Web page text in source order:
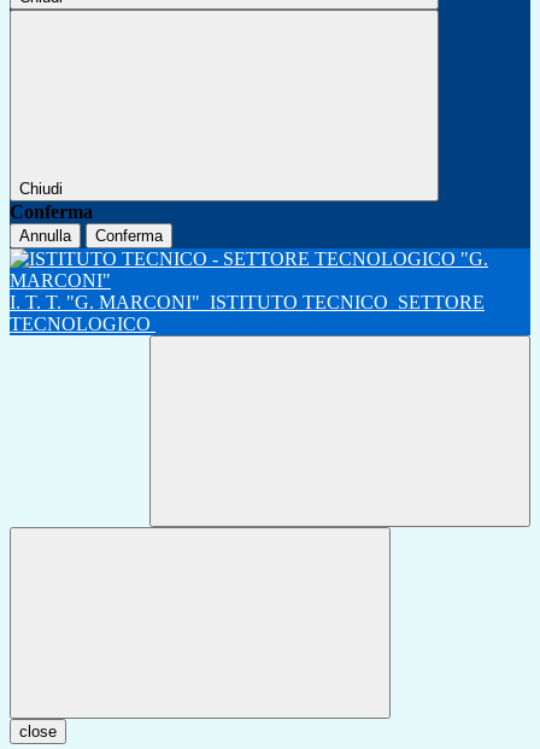
Chiudi
Conferma
Annulla Conferma
I. T. T. "G. MARCONI" ISTITUTO TECNICO SETTORE
TECNOLOGICO
close